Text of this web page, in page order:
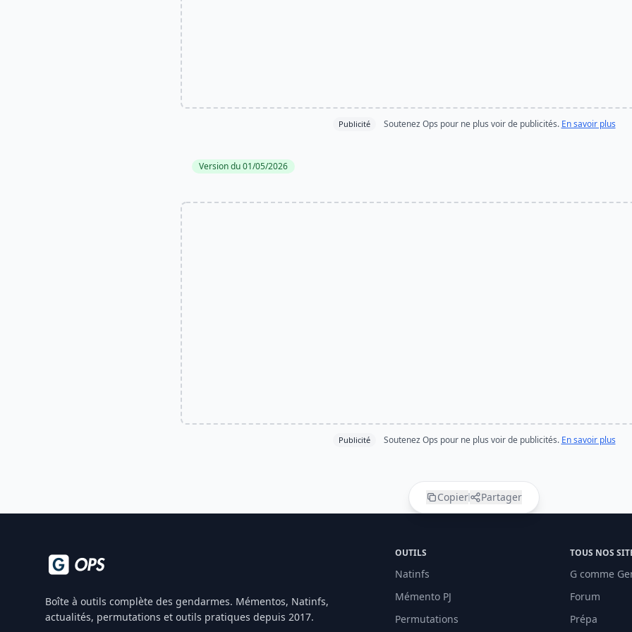
Publicité Soutenez Ops pour ne plus voir de publicités. En savoir plus
Version du 01/05/2026
Publicité Soutenez Ops pour ne plus voir de publicités. En savoir plus
Copier Partager
Boîte à outils complète des gendarmes. Mémentos, Natinfs,
actualités, permutations et outils pratiques depuis 2017.
OUTILS
Natinfs
Mémento PJ
Permutations
TOUS NOS
G comme
Forum
Prépa